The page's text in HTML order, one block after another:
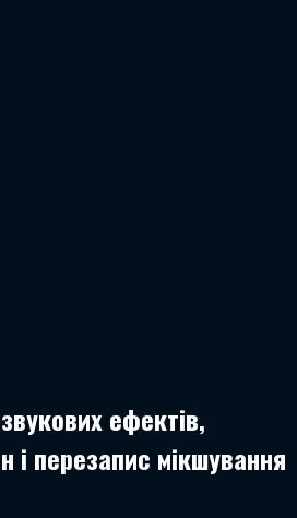
ефектів,
і перезапис мікшування